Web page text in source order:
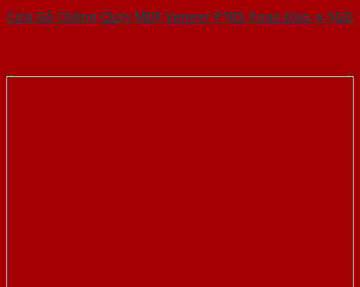
Cửa Gỗ Chống Cháy MDF Veneer P1R5 Xoan Đào-a-SGD